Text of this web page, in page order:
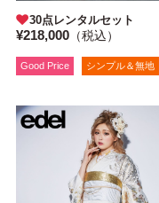
30点レンタルセット
¥218,000（税込）
Good Price シンプル＆無地